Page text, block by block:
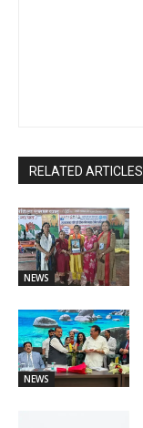
RELATED ARTICLES
NEWS
NEWS